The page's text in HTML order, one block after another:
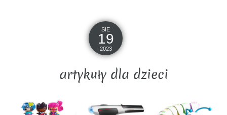
SIE
19
2023
artykuły dla dzieci